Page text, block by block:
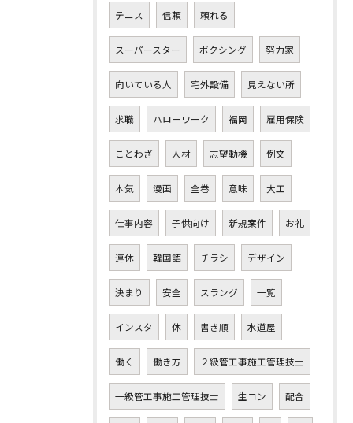
テニス 信頼 頼れる
スーパースター ボクシング 努力家
向いている人 宅外設備 見えない所
求職 ハローワーク 福岡 雇用保険
ことわざ 人材 志望動機 例文
本気 漫画 全巻 意味 大工
仕事内容 子供向け 新規案件 お礼
連休 韓国語 チラシ デザイン
決まり 安全 スラング 一覧
インスタ 休 書き順 水道屋
働く 働き方 ２級管工事施工管理技士
一級管工事施工管理技士 生コン 配合